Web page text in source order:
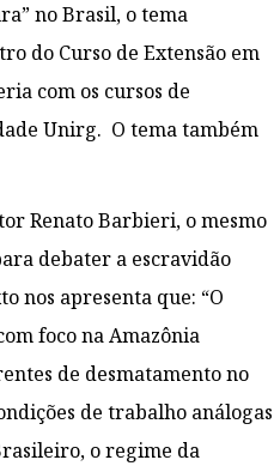
no Brasil, o tema
do Curso de Extensão em
com os cursos de
Unirg. O tema também
Renato Barbieri, o mesmo
debater a escravidão
nos apresenta que: “O
foco na Amazônia
de desmatamento no
de trabalho análogas
o regime da